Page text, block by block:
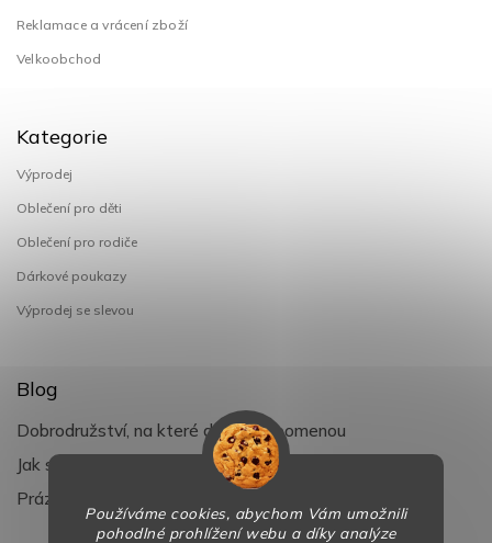
Používáme cookies, abychom Vám umožnili
pohodlné prohlížení webu a díky analýze
Reklamace a vrácení zboží
Velkoobchod
Kategorie
Výprodej
Oblečení pro děti
Oblečení pro rodiče
Dárkové poukazy
Výprodej se slevou
Blog
Dobrodružství, na které děti nezapomenou
Jak si užít léto s dětmi naplno
Prázdniny klepou na dveře